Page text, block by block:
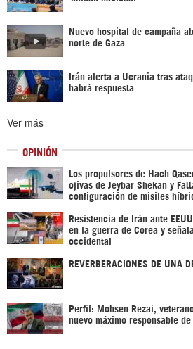
Nuevo hospital de campaña
norte de Gaza
Irán alerta a Ucrania tras
habrá respuesta
Ver más
OPINIÓN
Los propulsores de Hach
ojivas de Jeybar Shekan y
configuración de misiles
Resistencia de Irán ante
en la guerra de Corea y
occidental
REVERBERACIONES DE UNA
Perfil: Mohsen Rezai,
nuevo máximo responsable